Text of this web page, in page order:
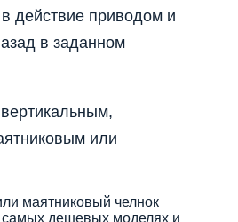
действие приводом и
в заданном
или
маятниковый челнок
самых дешевых моделях и